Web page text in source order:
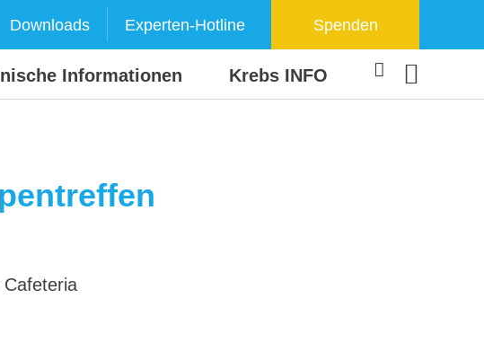
Downloads Experten-Hotline Spenden
Informationen Krebs INFO